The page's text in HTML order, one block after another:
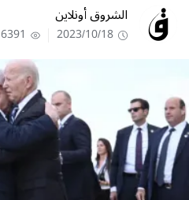
الشروق أونلاين
2023/10/18
6391